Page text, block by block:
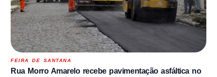
FEIRA DE SANTANA
Rua Morro Amarelo recebe pavimentação asfáltica no